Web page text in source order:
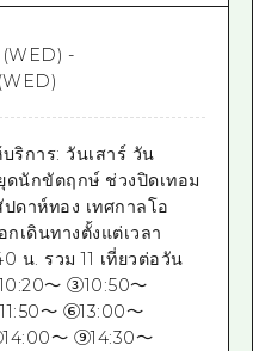
-
บริการ: วันเสาร์ วัน
ดนักขัตฤกษ์ ช่วงปิดเทอม
ดาห์ทอง เทศกาลโอ
กเดินทางตั้งแต่เวลา
น. รวม 11 เที่ยวต่อวัน
～ ③10:50～
～ ⑥13:00～
～ ⑨14:30～